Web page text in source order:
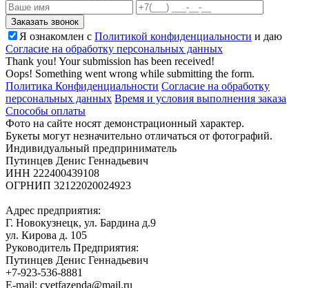
Я ознакомлен с Политикой конфиденциальности и даю
Cогласие на обработку персональных данных
Thank you! Your submission has been received!
Oops! Something went wrong while submitting the form.
Политика Конфиденциальности Согласие на обработку
персональных данных Время и условия выполнения заказа
Способы оплаты
Фото на сайте носят демонстрационный характер.
Букеты могут незначительно отличаться от фотографий.
Индивидуальный предприниматель
Путинцев Денис Геннадьевич
ИНН 222400439108
ОГРНИП 32122020024923
Адрес предприятия:
Г. Новокузнецк, ул. Бардина д.9
ул. Кирова д. 105
Руководитель Предприятия:
Путинцев Денис Геннадьевич
+7-923-536-8881
E-mail: cvetfazenda@mail.ru